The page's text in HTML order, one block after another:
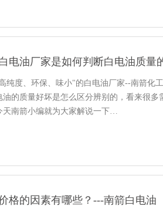
电油厂家是如何判断白电油质量
纯度、环保、味小"的白电油厂家--南箭化
油的质量好坏是怎么区分辨别的，看来很多
天南箭小编就为大家解说一下…
格的因素有哪些？---南箭白电油